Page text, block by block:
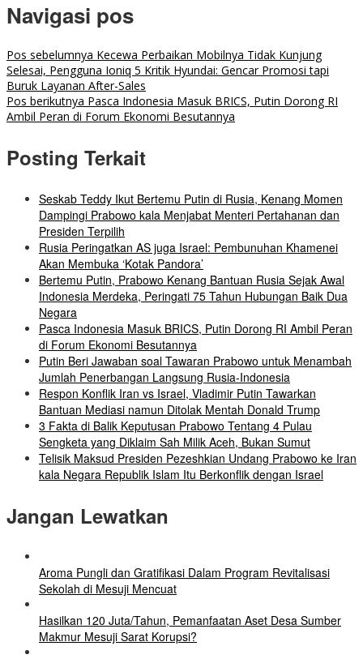
Navigasi pos
Pos sebelumnya Kecewa Perbaikan Mobilnya Tidak Kunjung
Selesai, Pengguna Ioniq 5 Kritik Hyundai: Gencar Promosi tapi
Buruk Layanan After-Sales
Pos berikutnya Pasca Indonesia Masuk BRICS, Putin Dorong RI
Ambil Peran di Forum Ekonomi Besutannya
Posting Terkait
Seskab Teddy Ikut Bertemu Putin di Rusia, Kenang Momen
Dampingi Prabowo kala Menjabat Menteri Pertahanan dan
Presiden Terpilih
Rusia Peringatkan AS juga Israel: Pembunuhan Khamenei
Akan Membuka ‘Kotak Pandora’
Bertemu Putin, Prabowo Kenang Bantuan Rusia Sejak Awal
Indonesia Merdeka, Peringati 75 Tahun Hubungan Baik Dua
Negara
Pasca Indonesia Masuk BRICS, Putin Dorong RI Ambil Peran
di Forum Ekonomi Besutannya
Putin Beri Jawaban soal Tawaran Prabowo untuk Menambah
Jumlah Penerbangan Langsung Rusia-Indonesia
Respon Konflik Iran vs Israel, Vladimir Putin Tawarkan
Bantuan Mediasi namun Ditolak Mentah Donald Trump
3 Fakta di Balik Keputusan Prabowo Tentang 4 Pulau
Sengketa yang Diklaim Sah Milik Aceh, Bukan Sumut
Telisik Maksud Presiden Pezeshkian Undang Prabowo ke Iran
kala Negara Republik Islam Itu Berkonflik dengan Israel
Jangan Lewatkan
Aroma Pungli dan Gratifikasi Dalam Program Revitalisasi
Sekolah di Mesuji Mencuat
Hasilkan 120 Juta/Tahun, Pemanfaatan Aset Desa Sumber
Makmur Mesuji Sarat Korupsi?